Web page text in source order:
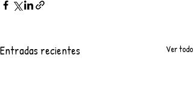
Entradas recientes Ver todo